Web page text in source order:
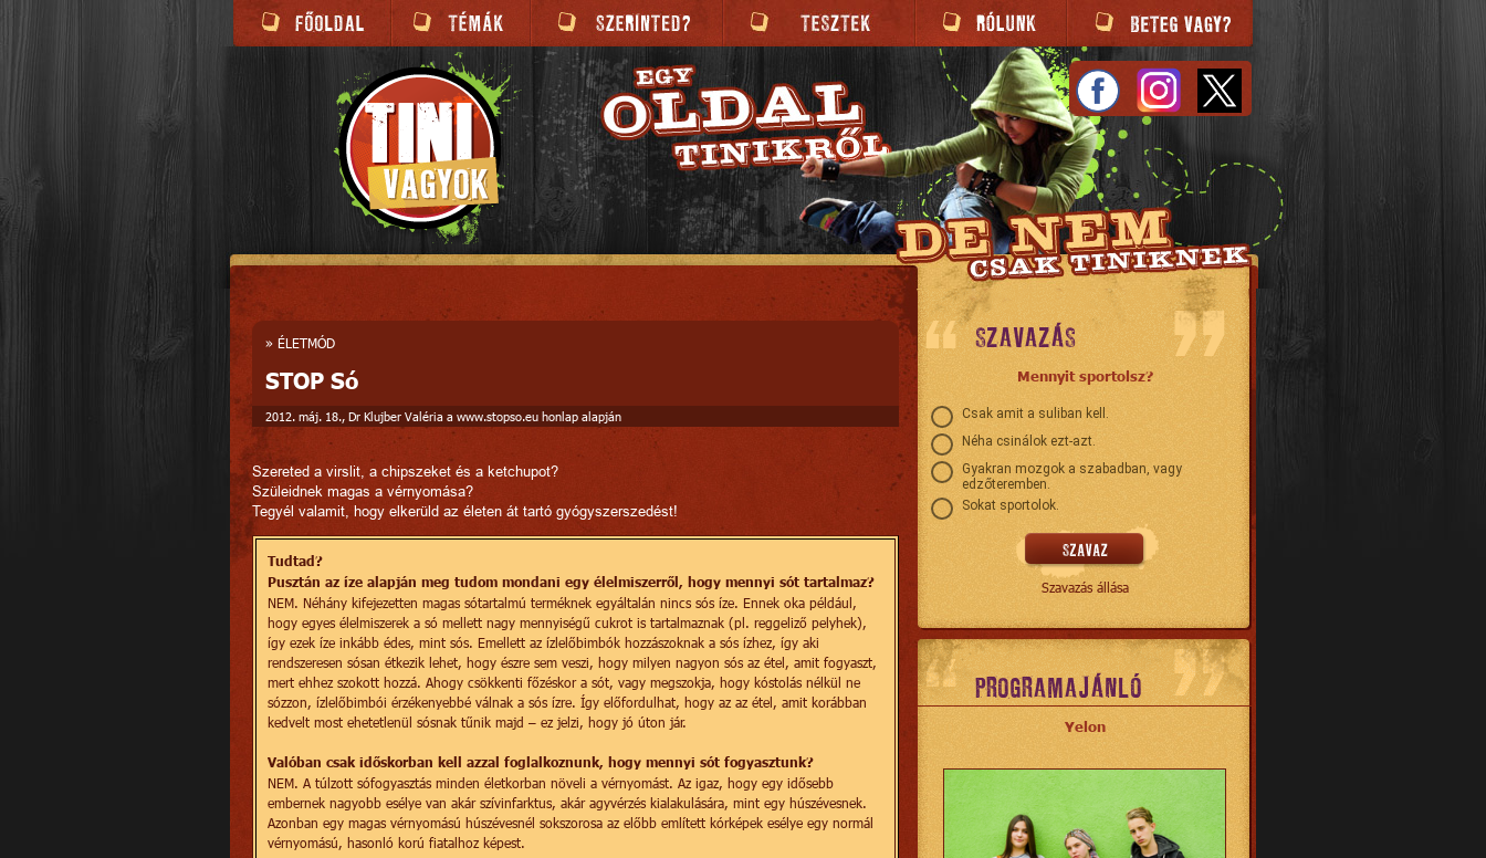
» ÉLETMÓD
STOP Só
2012. máj. 18., Dr Klujber Valéria a www.stopso.eu honlap alapján
Szereted a virslit, a chipszeket és a ketchupot?
Szüleidnek magas a vérnyomása?
Tegyél valamit, hogy elkerüld az életen át tartó gyógyszerszedést!
Tudtad?
Pusztán az íze alapján meg tudom mondani egy élelmiszerről, hogy mennyi sót tartalmaz?
NEM. Néhány kifejezetten magas sótartalmú terméknek egyáltalán nincs sós íze. Ennek oka például,
hogy egyes élelmiszerek a só mellett nagy mennyiségű cukrot is tartalmaznak (pl. reggeliző pelyhek),
így ezek íze inkább édes, mint sós. Emellett az ízlelőbimbók hozzászoknak a sós ízhez, így aki
rendszeresen sósan étkezik lehet, hogy észre sem veszi, hogy milyen nagyon sós az étel, amit fogyaszt,
mert ehhez szokott hozzá. Ahogy csökkenti főzéskor a sót, vagy megszokja, hogy kóstolás nélkül ne
sózzon, ízlelőbimbói érzékenyebbé válnak a sós ízre. Így előfordulhat, hogy az az étel, amit korábban
kedvelt most ehetetlenül sósnak tűnik majd – ez jelzi, hogy jó úton jár.
Valóban csak időskorban kell azzal foglalkoznunk, hogy mennyi sót fogyasztunk?
NEM. A túlzott sófogyasztás minden életkorban növeli a vérnyomást. Az igaz, hogy egy idősebb
embernek nagyobb esélye van akár szívinfarktus, akár agyvérzés kialakulására, mint egy húszévesnek.
Azonban egy magas vérnyomású húszévesnél sokszorosa az előbb említett kórképek esélye egy normál
vérnyomású, hasonló korú fiatalhoz képest.
SZAVAZÁS
Mennyit sportolsz?
Csak amit a suliban kell.
Néha csinálok ezt-azt.
Gyakran mozgok a szabadban, vagy
edzőteremben.
Sokat sportolok.
Szavazás állása
PROGRAMAJÁNLÓ
Yelon